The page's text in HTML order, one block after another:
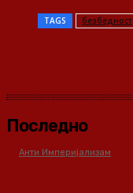
TAGS безбедност
Последно
Анти Империјализам